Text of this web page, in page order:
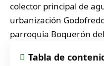
colector principal de
urbanización
parroquia Boquerón
Tabla de